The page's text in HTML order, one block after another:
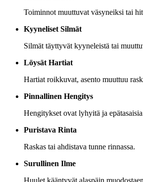
Toiminnot muuttuvat väsyneiksi tai
Kyyneliset Silmät
Silmät täyttyvät kyyneleistä tai
Löysät Hartiat
Hartiat roikkuvat, asento muuttuu
Pinnallinen Hengitys
Hengitykset ovat lyhyitä ja
Puristava Rinta
Raskas tai ahdistava tunne rinnassa.
Surullinen Ilme
Huulet kääntyvät alaspäin